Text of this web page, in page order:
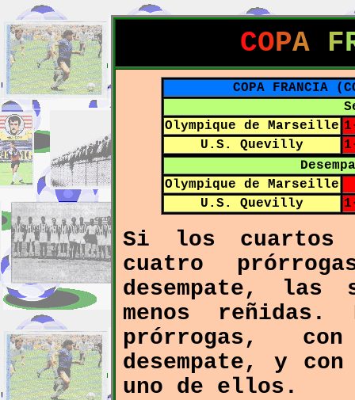
COPA F
COPA FRANCIA
Olympique de Marseille
U.S. Quevilly
Olympique de Marseille
U.S. Quevilly
Si los cuartos
cuatro
desempate, las
menos reñidas.
prórrogas,
desempate, y
uno de ellos.